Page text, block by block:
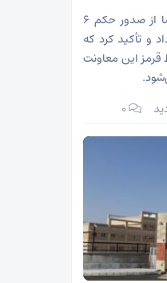
معاون غذا و داروی دانشگاه علوم پزشکی فسا از صدور حکم ۶
و تأکید کرد که
این معاونت
۰